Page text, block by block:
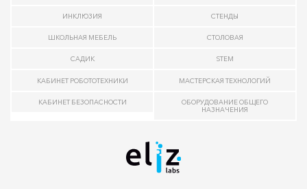
ИНКЛЮЗИЯ СТЕНДЫ
ШКОЛЬНАЯ МЕБЕЛЬ СТОЛОВАЯ
САДИК STEM
КАБИНЕТ РОБОТОТЕХНИКИ МАСТЕРСКАЯ ТЕХНОЛОГИЙ
КАБИНЕТ БЕЗОПАСНОСТИ
ОБОРУДОВАНИЕ ОБЩЕГО
НАЗНАЧЕНИЯ